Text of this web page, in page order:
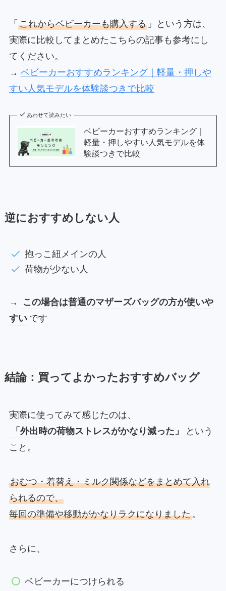
「 これからベビーカーも購入する」という方は、
実際に比較してまとめたこちらの記事も参考にし
てください。
→ ベビーカーおすすめランキング｜軽量・押しや
すい人気モデルを体験談つきで比較
あわせて読みたい
ベビーカーおすすめランキング｜
軽量・押しやすい人気モデルを体
験談つきで比較
逆におすすめしない人
抱っこ紐メインの人
荷物が少ない人
→
この場合は普通のマザーズバッグの方が使いや
すい です
結論：買ってよかったおすすめバッグ
実際に使ってみて感じたのは、
「外出時の荷物ストレスがかなり減った」
という
こと。
おむつ・着替え・ミルク関係などをまとめて入れ
られるので、
毎回の準備や移動がかなりラクになりました。
さらに、
ベビーカーにつけられる